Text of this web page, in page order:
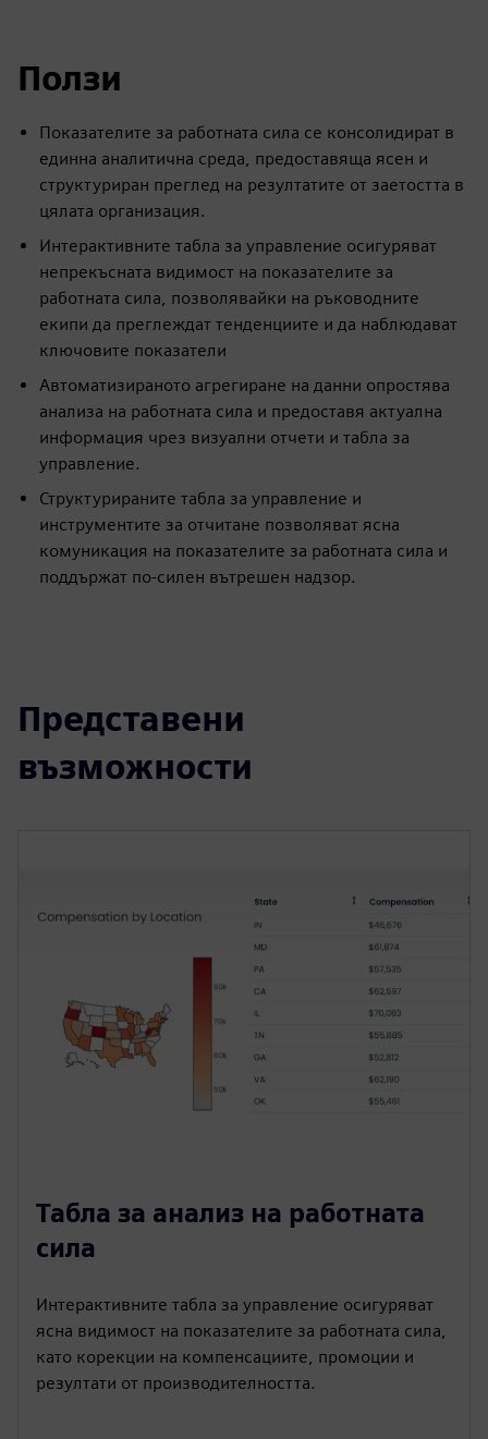
Ползи
Показателите за работната сила се консолидират в
единна аналитична среда, предоставяща ясен и
структуриран преглед на резултатите от заетостта в
цялата организация.
Интерактивните табла за управление осигуряват
непрекъсната видимост на показателите за
работната сила, позволявайки на ръководните
екипи да преглеждат тенденциите и да наблюдават
ключовите показатели
Автоматизираното агрегиране на данни опростява
анализа на работната сила и предоставя актуална
информация чрез визуални отчети и табла за
управление.
Структурираните табла за управление и
инструментите за отчитане позволяват ясна
комуникация на показателите за работната сила и
поддържат по-силен вътрешен надзор.
Представени
възможности
Табла за анализ на работната
сила
Интерактивните табла за управление осигуряват
ясна видимост на показателите за работната сила,
като корекции на компенсациите, промоции и
резултати от производителността.